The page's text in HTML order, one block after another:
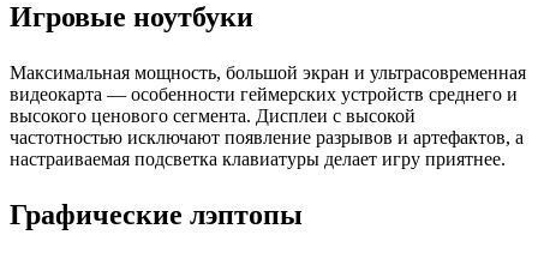
Игровые ноутбуки
Максимальная мощность, большой экран и ультрасовременная
видеокарта — особенности геймерских устройств среднего и
высокого ценового сегмента. Дисплеи с высокой
частотностью исключают появление разрывов и артефактов, а
настраиваемая подсветка клавиатуры делает игру приятнее.
Графические лэптопы